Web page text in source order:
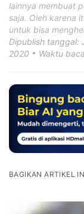
lainnya membuat
saja. Oleh karena
untuk bisa
Dipublish tanggal:
2020
Waktu
BAGIKAN ARTIKEL